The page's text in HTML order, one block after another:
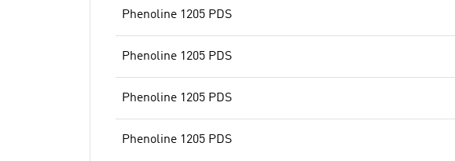
Phenoline 1205 PDS
Phenoline 1205 PDS
Phenoline 1205 PDS
Phenoline 1205 PDS